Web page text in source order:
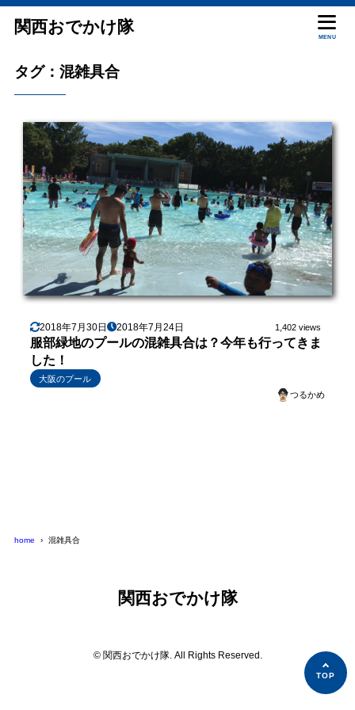
関西おでかけ隊
MENU
タグ：混雑具合
2018年7月30日 2018年7月24日 1,402 views
服部緑地のプールの混雑具合は？今年も行ってきま
した！
大阪のプール
つるかめ
home 混雑具合
関西おでかけ隊
© 関西おでかけ隊. All Rights Reserved.